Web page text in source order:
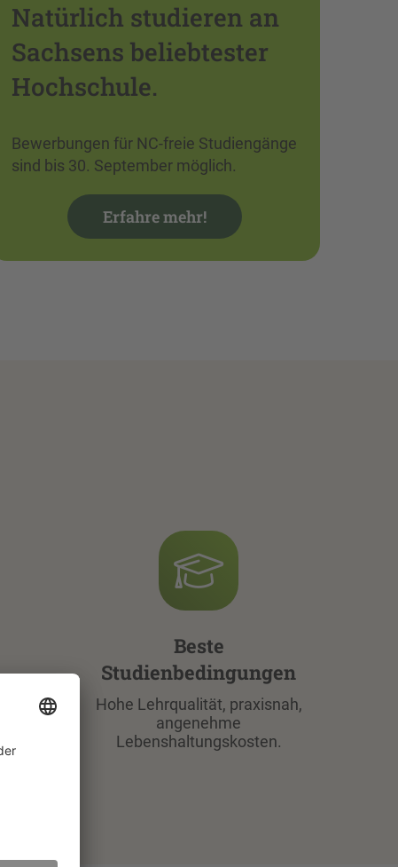
Natürlich studieren an
Sachsens beliebtester
Hochschule.
Bewerbungen für NC-freie Studiengänge
sind bis 30. September möglich.
Erfahre mehr!
Beste
Studienbedingungen
Hohe Lehrqualität, praxisnah,
angenehme
Lebenshaltungskosten.